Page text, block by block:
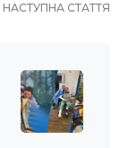
НАСТУПНА СТАТТЯ